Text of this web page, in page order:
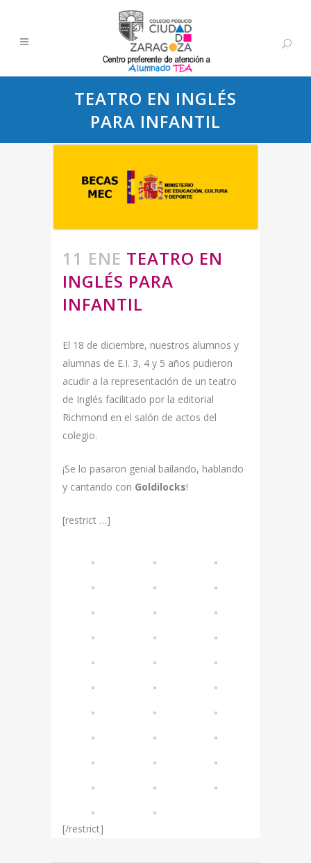
TEATRO EN INGLÉS
PARA INFANTIL
11 ENE TEATRO EN
INGLÉS PARA
INFANTIL
El 18 de diciembre, nuestros alumnos y
alumnas de E.I. 3, 4 y 5 años pudieron
acudir a la representación de un teatro
de Inglés facilitado por la editorial
Richmond en el salón de actos del
colegio.
¡Se lo pasaron genial bailando, hablando
y cantando con Goldilocks!
[restrict …]
[/restrict]